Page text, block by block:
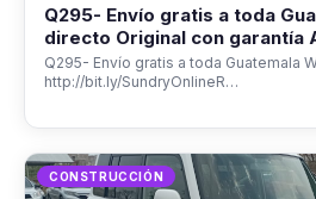
Q295- Envío gratis a toda
directo Original con garantía
Q295- Envío gratis a toda Guatemala
http://bit.ly/SundryOnlineR…
CONSTRUCCIÓN